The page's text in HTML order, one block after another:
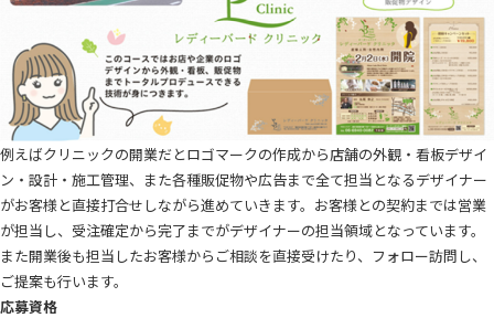
例えばクリニックの開業だとロゴマークの作成から店舗の外観・看板デザイ
ン・設計・施工管理、また各種販促物や広告まで全て担当となるデザイナー
がお客様と直接打合せしながら進めていきます。お客様との契約までは営業
が担当し、受注確定から完了までがデザイナーの担当領域となっています。
また開業後も担当したお客様からご相談を直接受けたり、フォロー訪問し、
ご提案も行います。
応募資格